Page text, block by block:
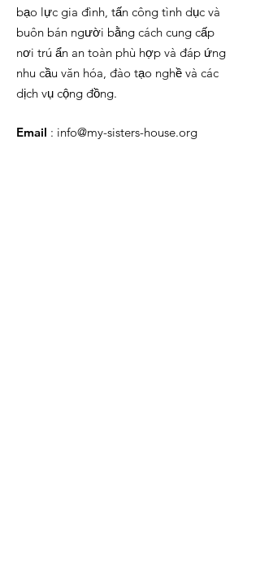
bạo lực gia đình, tấn công tình dục và
buôn bán người bằng cách cung cấp
nơi trú ẩn an toàn phù hợp và đáp ứng
nhu cầu văn hóa, đào tạo nghề và các
dịch vụ cộng đồng.
Email : info@my-sisters-house.org